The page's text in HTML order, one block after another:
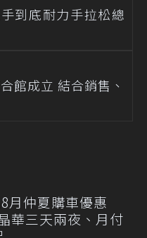
到底耐力手拉松總
館成立 結合銷售、
8月仲夏購車優惠
華三天兩夜、月付